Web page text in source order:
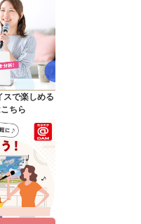
スで楽しめる
ちら